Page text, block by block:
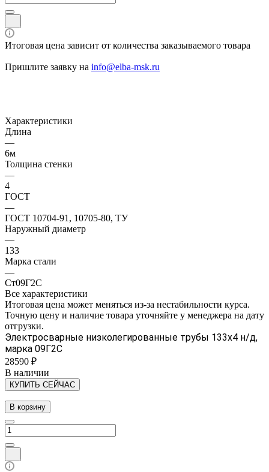
Итоговая цена зависит от количества заказываемого товара
Пришлите заявку на info@elba-msk.ru
Характеристики
Длина
—
6м
Толщина стенки
—
4
ГОСТ
—
ГОСТ 10704-91, 10705-80, ТУ
Наружный диаметр
—
133
Марка стали
—
Ст09Г2С
Все характеристики
Итоговая цена может меняться из-за нестабильности курса.
Точную цену и наличие товара уточняйте у менеджера на дату
отгрузки.
Электросварные низколегированные трубы 133х4 н/д,
марка 09Г2С
28590 ₽
В наличии
КУПИТЬ СЕЙЧАС
В корзину